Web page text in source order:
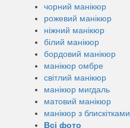
чорний манікюр
рожевий манікюр
ніжний манікюр
білий манікюр
бордовий манікюр
манікюр омбре
світлий манікюр
манікюр мигдаль
матовий манікюр
манікюр з блискітками
Всі фото